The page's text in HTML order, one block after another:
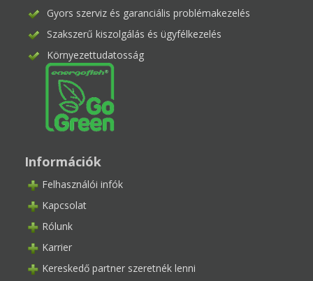
Gyors szerviz és garanciális problémakezelés
Szakszerű kiszolgálás és ügyfélkezelés
Környezettudatosság
Információk
Felhasználói infók
Kapcsolat
Rólunk
Karrier
Kereskedő partner szeretnék lenni